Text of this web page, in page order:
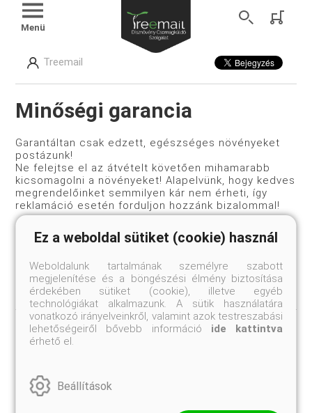
Menü
Treemail
Minőségi garancia
Garantáltan csak edzett, egészséges növényeket
postázunk!
Ne felejtse el az átvételt követően mihamarabb
kicsomagolni a növényeket! Alapelvünk, hogy kedves
megrendelőinket semmilyen kár nem érheti, így
reklamáció esetén forduljon hozzánk bizalommal!
Általános szerződési feltételek
Céginformációk
Ez a weboldal sütiket (cookie) használ
Weboldalunk tartalmának személyre szabott
megjelenítése és a böngészési élmény biztosítása
érdekében sütiket (cookie), illetve egyéb
technológiákat alkalmazunk. A sütik használatára
vonatkozó irányelveinkről, valamint azok testreszabási
lehetőségeiről bővebb információ ide kattintva
érhető el.
Beállítások